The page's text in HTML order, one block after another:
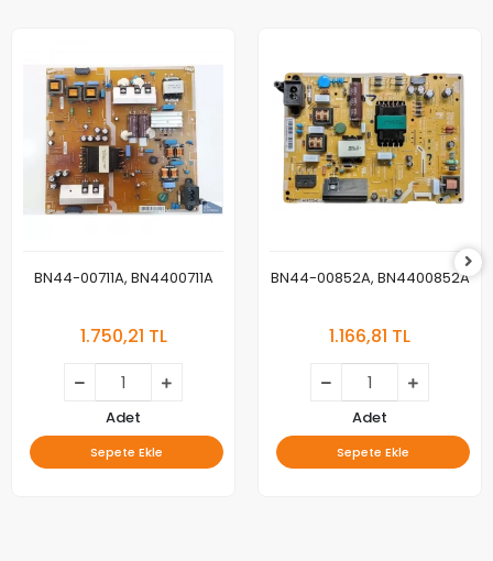
BN44-00711A, BN4400711A
1.750,21 TL
Adet
Sepete Ekle
BN44-00852A, BN4400852A
1.166,81 TL
Adet
Sepete Ekle